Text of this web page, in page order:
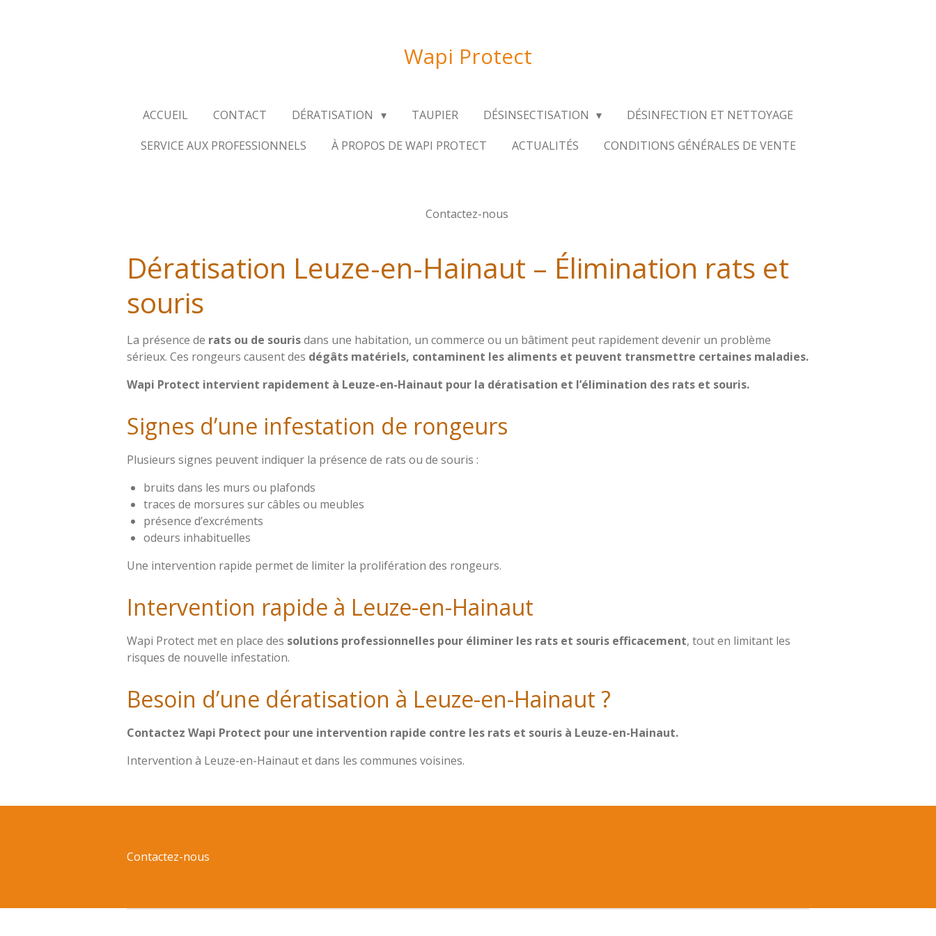
Wapi Protect
ACCUEIL CONTACT DÉRATISATION TAUPIER DÉSINSECTISATION
DÉSINFECTION ET NETTOYAGE
SERVICE AUX PROFESSIONNELS
À PROPOS DE WAPI PROTECT ACTUALITÉS CONDITIONS GÉNÉRALES DE VENTE
Contactez-nous
Dératisation Leuze-en-Hainaut – Élimination rats et
souris
La présence de rats ou de sourisdans une habitation, un commerce ou un bâtiment peut rapidement devenir un problème
sérieux. Ces rongeurs causent des dégâts matériels, contaminent les aliments et peuvent transmettre certaines maladies.
Wapi Protect intervient rapidement à Leuze-en-Hainaut pour la dératisation et l’élimination des rats et souris.
Signes d’une infestation de rongeurs
Plusieurs signes peuvent indiquer la présence de rats ou de souris :
bruits dans les murs ou plafonds
traces de morsures sur câbles ou meubles
présence d’excréments
odeurs inhabituelles
Une intervention rapide permet de limiter la prolifération des rongeurs.
Intervention rapide à Leuze-en-Hainaut
Wapi Protect met en place des solutions professionnelles pour éliminer les rats et souris efficacement, tout en limitant les
risques de nouvelle infestation.
Besoin d’une dératisation à Leuze-en-Hainaut ?
Contactez Wapi Protect pour une intervention rapide contre les rats et souris à Leuze-en-Hainaut.
Intervention à Leuze-en-Hainaut et dans les communes voisines.
Contactez-nous